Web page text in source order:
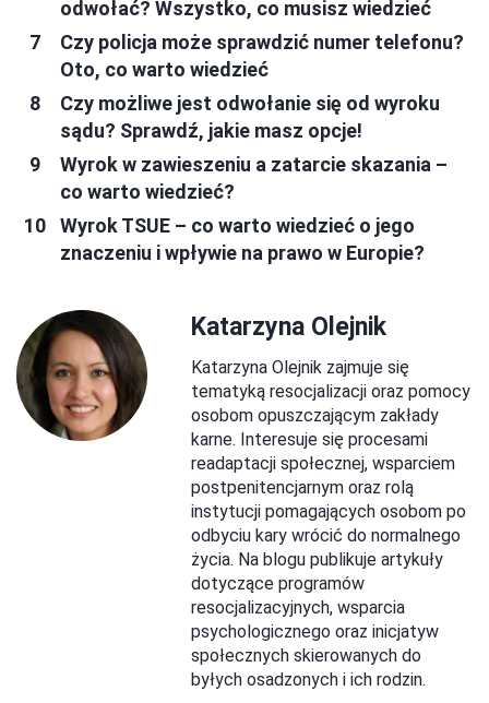
odwołać? Wszystko, co musisz wiedzieć
Czy policja może sprawdzić numer telefonu?
Oto, co warto wiedzieć
Czy możliwe jest odwołanie się od wyroku
sądu? Sprawdź, jakie masz opcje!
Wyrok w zawieszeniu a zatarcie skazania –
co warto wiedzieć?
Wyrok TSUE – co warto wiedzieć o jego
znaczeniu i wpływie na prawo w Europie?
Katarzyna Olejnik
Katarzyna Olejnik zajmuje się
tematyką resocjalizacji oraz pomocy
osobom opuszczającym zakłady
karne. Interesuje się procesami
readaptacji społecznej, wsparciem
postpenitencjarnym oraz rolą
instytucji pomagających osobom po
odbyciu kary wrócić do normalnego
życia. Na blogu publikuje artykuły
dotyczące programów
resocjalizacyjnych, wsparcia
psychologicznego oraz inicjatyw
społecznych skierowanych do
byłych osadzonych i ich rodzin.